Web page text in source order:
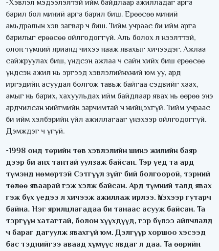
-Хэвлэл мэдээлэлтэй ийм байдлаар ажилладаг арга
барил бол миний арга барил биш. Ерөөсөө миний
амьдралын хэв загвар ч биш. Тийм учраас би ийм арга
барилыг ерөөсөө ойлгодоггүй. Аль болох л нээлттэй,
олон түмний ярианд чихээ нааж явахыг хичээдэг. Ажлаа
сайжруулах биш, үндсэн ажлаа ч сайн хийх биш ерөөсөө
үндсэн ажил нь эргээд хэвлэлийнхний юм уу, ард
иргэдийн асуудал болгож тавьж байгаа сэдвийг хаах,
амыг нь барих, хахуульдах ийм байдлаар явах нь өөрөө энэ
ардчилсан нийгмийн зарчимтай ч нийцэхгүй. Тийм учраас
би ийм хэлбэрийн үйл ажиллагааг үнэхээр ойлгодоггүй.
Дэмждэг ч үгүй.
-1998 онд төрийн төв хэвлэлийн шинэ жилийн баяр
дээр би анх тантай уулзаж байсан. Тэр үед та ард
түмэнд нөмөртэй Сэтгүүл зүйг бий болгоорой, тэрний
төлөө яваарай гэж хэлж байсан. Ард түмний талд явах
гэж бүх үедээ л хичээж ажиллаж ирлээ. Үнэхээр гутарч
байна. Нэг ярилцлагадаа би танаас асууж байсан. Та
тэргүүн хатагтай, болон хүүхдүүд, гэр бүлээ айлчлалд
ч бараг дагуулж явахгүй юм. Дэлгүүр хоршоо хэсээд
бас тэднийгээ аваад хүмүүс явдаг л даа. Та өөрийн